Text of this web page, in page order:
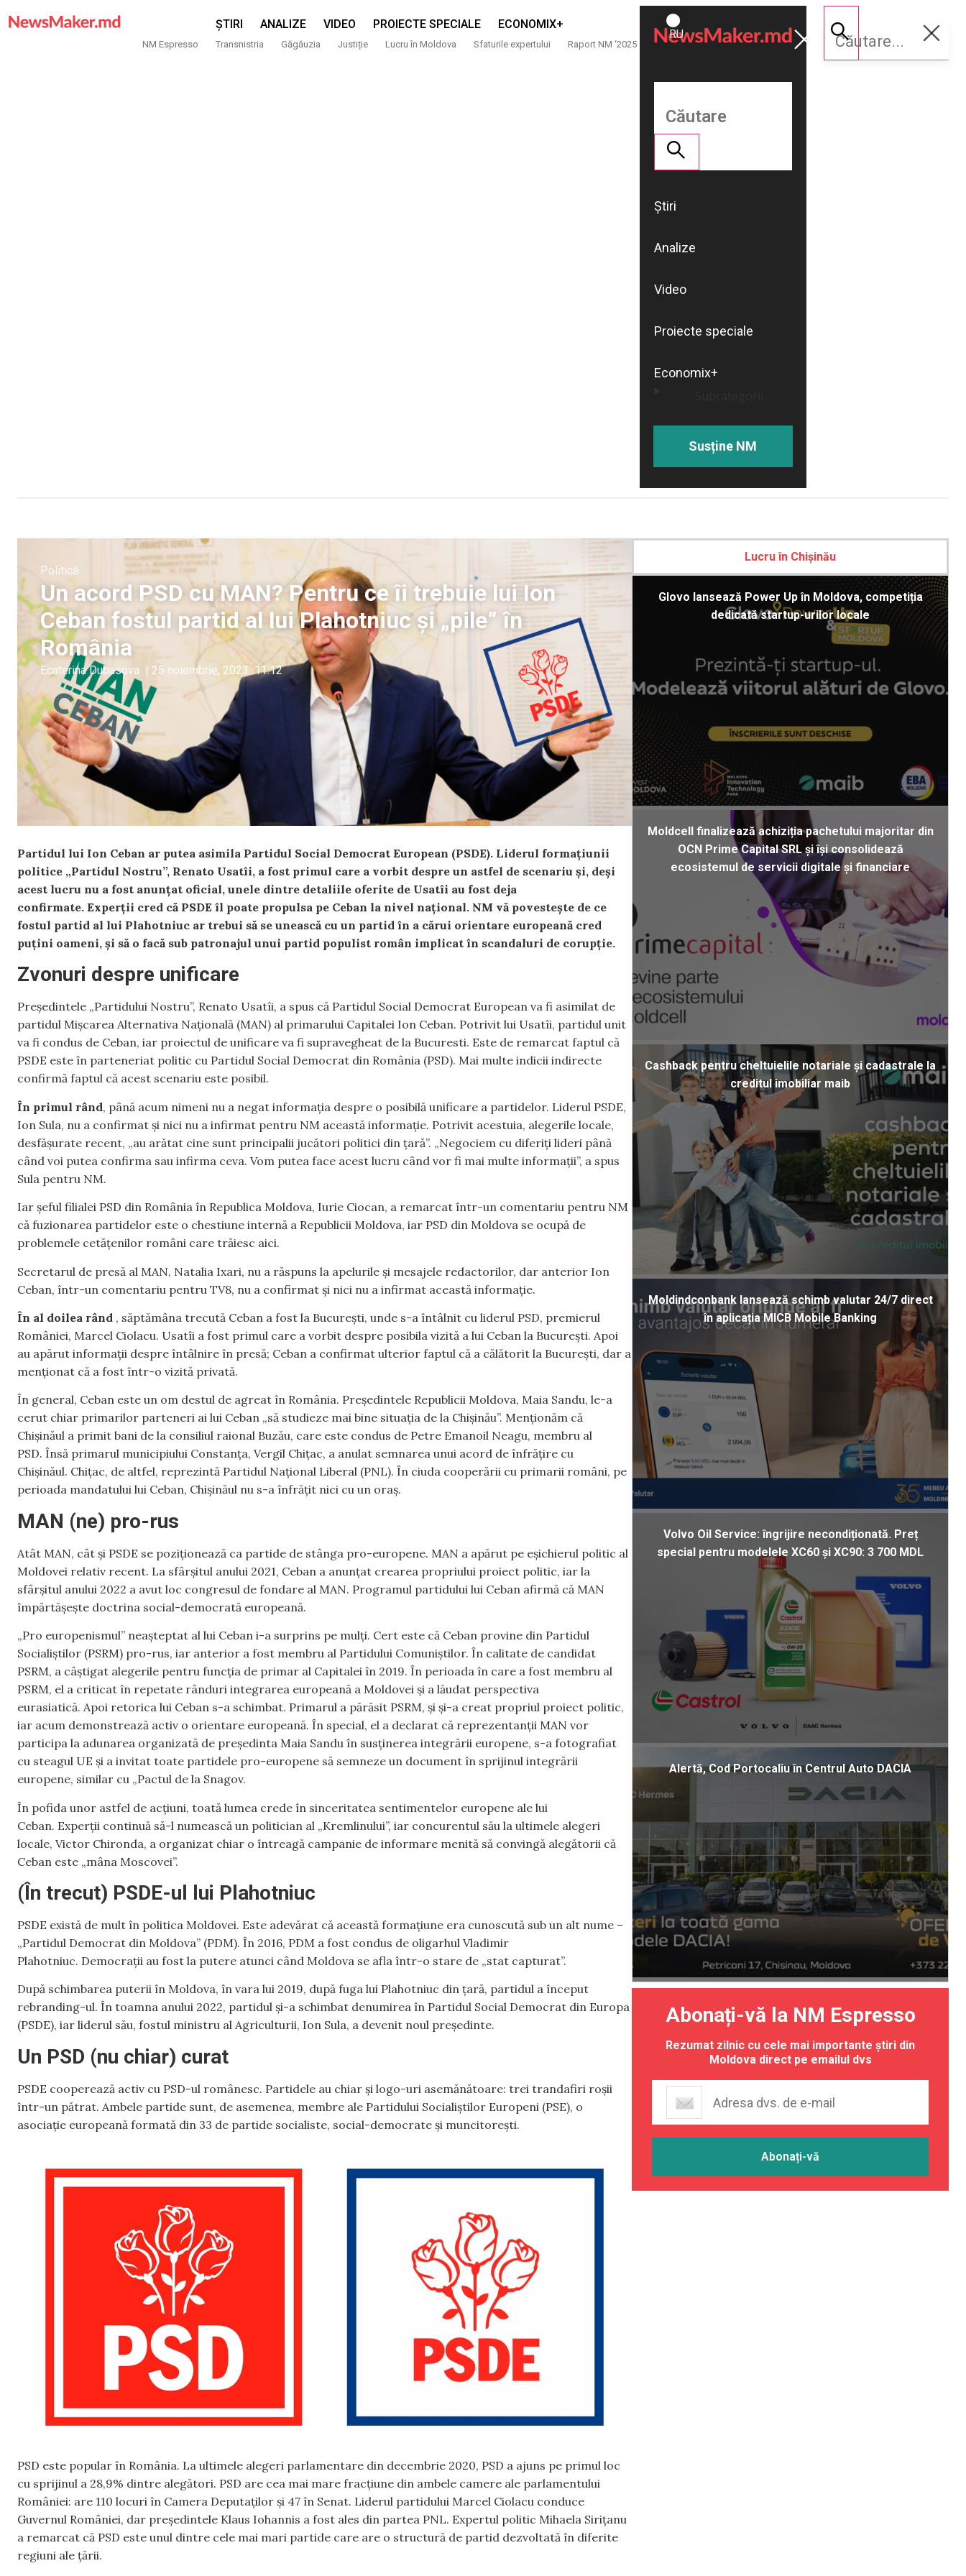
ȘTIRI ANALIZE VIDEO PROIECTE SPECIALE ECONOMIX+
NM Espresso Transnistria Găgăuzia Justiție Lucru în Moldova Sfaturile expertului Raport NM ‘2025
ROMÂNĂ
RU
Susține
NM
Știri
Analize
Video
Proiecte speciale
Economix+
Susține NM
Politică
Un acord PSD cu MAN? Pentru ce îi trebuie lui Ion
Ceban fostul partid al lui Plahotniuc și „pile” în
România
Ecaterina Dubasova | 25 noiembrie, 2023 11:12
Partidul lui Ion Ceban ar putea asimila Partidul Social Democrat European (PSDE). Liderul formațiunii
politice „Partidul Nostru”, Renato Usatîi, a fost primul care a vorbit despre un astfel de scenariu și, deși
acest lucru nu a fost anunțat oficial, unele dintre detaliile oferite de Usatîi au fost deja
confirmate. Experții cred că PSDE îl poate propulsa pe Ceban la nivel național. NM vă povestește de ce
fostul partid al lui Plahotniuc ar trebui să se unească cu un partid în a cărui orientare europeană cred
puțini oameni, și să o facă sub patronajul unui partid populist român implicat în scandaluri de corupție.
Zvonuri despre unificare
Președintele „Partidului Nostru”, Renato Usatîi, a spus că Partidul Social Democrat European va fi asimilat de
partidul Mișcarea Alternativa Națională (MAN) al primarului Capitalei Ion Ceban. Potrivit lui Usatîi, partidul unit
va fi condus de Ceban, iar proiectul de unificare va fi supravegheat de la Bucuresti. Este de remarcat faptul că
PSDE este în parteneriat politic cu Partidul Social Democrat din România (PSD). Mai multe indicii indirecte
confirmă faptul că acest scenariu este posibil.
În primul rând, până acum nimeni nu a negat informația despre o posibilă unificare a partidelor. Liderul PSDE,
Ion Sula, nu a confirmat și nici nu a infirmat pentru NM această informație. Potrivit acestuia, alegerile locale,
desfășurate recent, „au arătat cine sunt principalii jucători politici din țară”. „Negociem cu diferiți lideri până
când voi putea confirma sau infirma ceva. Vom putea face acest lucru când vor fi mai multe informații”, a spus
Sula pentru NM.
Iar șeful filialei PSD din România în Republica Moldova, Iurie Ciocan, a remarcat într-un comentariu pentru NM
că fuzionarea partidelor este o chestiune internă a Republicii Moldova, iar PSD din Moldova se ocupă de
problemele cetățenilor români care trăiesc aici.
Secretarul de presă al MAN, Natalia Ixari, nu a răspuns la apelurile și mesajele redactorilor, dar anterior Ion
Ceban, într-un comentariu pentru TV8, nu a confirmat și nici nu a infirmat această informație.
În al doilea rând , săptămâna trecută Ceban a fost la București, unde s-a întâlnit cu liderul PSD, premierul
României, Marcel Ciolacu. Usatîi a fost primul care a vorbit despre posibila vizită a lui Ceban la București. Apoi
au apărut informații despre întâlnire în presă; Ceban a confirmat ulterior faptul că a călătorit la București, dar a
menționat că a fost într-o vizită privată.
În general, Ceban este un om destul de agreat în România. Președintele Republicii Moldova, Maia Sandu, le-a
cerut chiar primarilor parteneri ai lui Ceban „să studieze mai bine situația de la Chișinău”. Menționăm că
Chișinăul a primit bani de la consiliul raional Buzău, care este condus de Petre Emanoil Neagu, membru al
PSD. Însă primarul municipiului Constanța, Vergil Chițac, a anulat semnarea unui acord de înfrățire cu
Chișinăul. Chițac, de altfel, reprezintă Partidul Național Liberal (PNL). În ciuda cooperării cu primarii români, pe
perioada mandatului lui Ceban, Chișinăul nu s-a înfrățit nici cu un oraș.
MAN (ne) pro-rus
Atât MAN, cât și PSDE se poziționează ca partide de stânga pro-europene. MAN a apărut pe eșichierul politic al
Moldovei relativ recent. La sfârșitul anului 2021, Ceban a anunțat crearea propriului proiect politic, iar la
sfârșitul anului 2022 a avut loc congresul de fondare al MAN. Programul partidului lui Ceban afirmă că MAN
împărtășește doctrina social-democrată europeană.
„Pro europenismul” neașteptat al lui Ceban i-a surprins pe mulți. Cert este că Ceban provine din Partidul
Socialiștilor (PSRM) pro-rus, iar anterior a fost membru al Partidului Comuniștilor. În calitate de candidat
PSRM, a câștigat alegerile pentru funcția de primar al Capitalei în 2019. În perioada în care a fost membru al
PSRM, el a criticat în repetate rânduri integrarea europeană a Moldovei și a lăudat perspectiva
eurasiatică. Apoi retorica lui Ceban s-a schimbat. Primarul a părăsit PSRM, și și-a creat propriul proiect politic,
iar acum demonstrează activ o orientare europeană. În special, el a declarat că reprezentanții MAN vor
participa la adunarea organizată de președinta Maia Sandu în susținerea integrării europene, s-a fotografiat
cu steagul UE și a invitat toate partidele pro-europene să semneze un document în sprijinul integrării
europene, similar cu „Pactul de la Snagov.
În pofida unor astfel de acțiuni, toată lumea crede în sinceritatea sentimentelor europene ale lui
Ceban. Experții continuă să-l numească un politician al „Kremlinului”, iar concurentul său la ultimele alegeri
locale, Victor Chironda, a organizat chiar o întreagă campanie de informare menită să convingă alegătorii că
Ceban este „mâna Moscovei”.
(În trecut) PSDE-ul lui Plahotniuc
PSDE există de mult în politica Moldovei. Este adevărat că această formațiune era cunoscută sub un alt nume –
„Partidul Democrat din Moldova” (PDM). În 2016, PDM a fost condus de oligarhul Vladimir
Plahotniuc. Democrații au fost la putere atunci când Moldova se afla într-o stare de „stat capturat”.
După schimbarea puterii în Moldova, în vara lui 2019, după fuga lui Plahotniuc din țară, partidul a început
rebranding-ul. În toamna anului 2022, partidul și-a schimbat denumirea în Partidul Social Democrat din Europa
(PSDE), iar liderul său, fostul ministru al Agriculturii, Ion Sula, a devenit noul președinte.
Un PSD (nu chiar) curat
PSDE cooperează activ cu PSD-ul românesc. Partidele au chiar și logo-uri asemănătoare: trei trandafiri roșii
într-un pătrat. Ambele partide sunt, de asemenea, membre ale Partidului Socialiștilor Europeni (PSE), o
asociație europeană formată din 33 de partide socialiste, social-democrate și muncitorești.
PSD este popular în România. La ultimele alegeri parlamentare din decembrie 2020, PSD a ajuns pe primul loc
cu sprijinul a 28,9% dintre alegători. PSD are cea mai mare fracțiune din ambele camere ale parlamentului
României: are 110 locuri în Camera Deputaților și 47 în Senat. Liderul partidului Marcel Ciolacu conduce
Guvernul României, dar președintele Klaus Iohannis a fost ales din partea PNL. Expertul politic Mihaela Sirițanu
a remarcat că PSD este unul dintre cele mai mari partide care are o structură de partid dezvoltată în diferite
regiuni ale țării.
Lucru în Chișinău
Glovo lansează Power Up în Moldova, competiția
dedicată startup-urilor locale
Moldcell finalizează achiziția pachetului majoritar din
OCN Prime Capital SRL și își consolidează
ecosistemul de servicii digitale și financiare
Cashback pentru cheltuielile notariale și cadastrale la
creditul imobiliar maib
Moldindconbank lansează schimb valutar 24/7 direct
în aplicația MICB Mobile Banking
Volvo Oil Service: îngrijire necondiționată. Preț
special pentru modelele XC60 și XC90: 3 700 MDL
Alertă, Cod Portocaliu în Centrul Auto DACIA
Abonați-vă la NM Espresso
Rezumat zilnic cu cele mai importante știri din
Moldova direct pe emailul dvs